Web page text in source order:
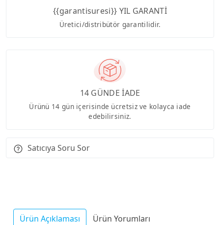
{{garantisuresi}} YIL GARANTİ
Üretici/distribütör garantilidir.
14 GÜNDE İADE
Ürünü 14 gün içerisinde ücretsiz ve kolayca iade
edebilirsiniz.
Satıcıya Soru Sor
Ürün Açıklaması Ürün Yorumları